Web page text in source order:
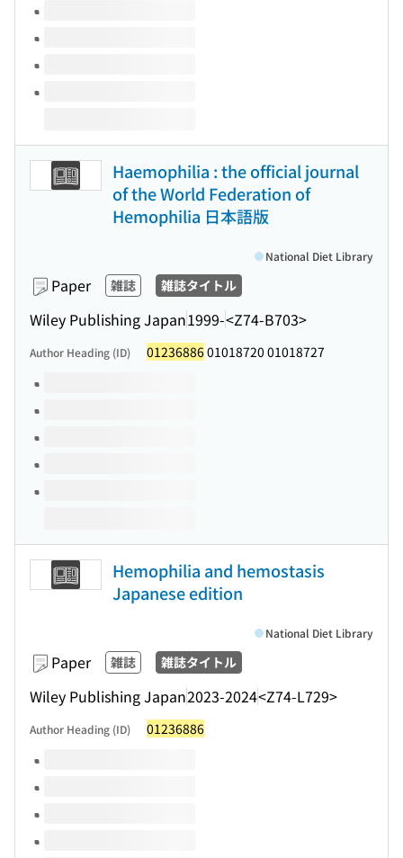
Haemophilia : the official journal
of the World Federation of
Hemophilia 日本語版
Paper 雑誌 雑誌タイトル
Wiley Publishing Japan1999-<Z74-B703>
National Diet Library
Author Heading (ID) 0123688601018720 01018727
Volumes of this title
Hemophilia and hemostasis
Japanese edition
Paper 雑誌 雑誌タイトル
Wiley Publishing Japan2023-2024<Z74-L729>
National Diet Library
Author Heading (ID) 01236886
Volumes of this title